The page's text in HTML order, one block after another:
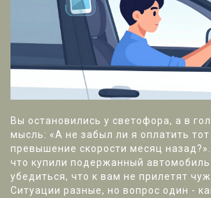
Вы остановились у светофора, а в
мысль: «А не забыл ли я оплатить
превышение скорости месяц
что купили подержанный автомобиль
убедиться, что к вам не прилетят
Ситуации разные, но вопрос один -